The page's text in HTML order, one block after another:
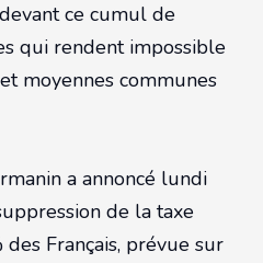
ce cumul de
qui rendent impossible
moyennes communes
a annoncé lundi
de la taxe
Français, prévue sur